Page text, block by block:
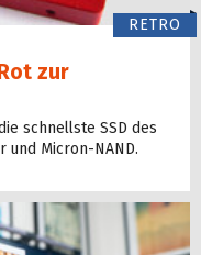
RETRO
zur
schnellste SSD des
Micron-NAND.